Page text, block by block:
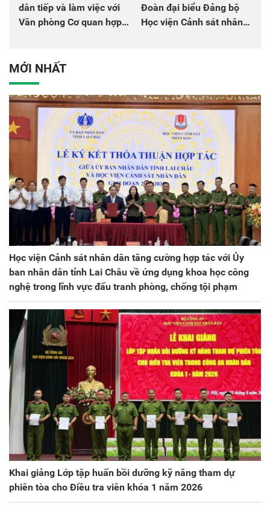
dân tiếp và làm việc với
Văn phòng Cơ quan hợp
Đoàn đại biểu Đảng bộ
Học viện Cảnh sát nhân
MỚI NHẤT
Học viện Cảnh sát nhân dân tăng cường hợp tác với Ủy
ban nhân dân tỉnh Lai Châu về ứng dụng khoa học công
nghệ trong lĩnh vực đấu tranh phòng, chống tội phạm
Khai giảng Lớp tập huấn bồi dưỡng kỹ năng tham dự
phiên tòa cho Điều tra viên khóa 1 năm 2026